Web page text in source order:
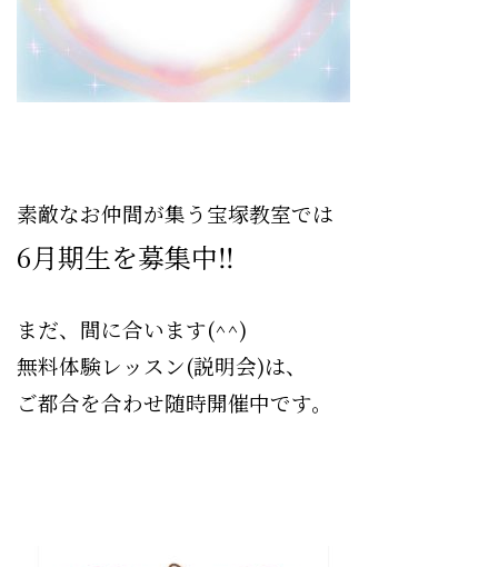
素敵なお仲間が集う宝塚教室では
6月期生を募集中‼︎
まだ、間に合います(^^)
無料体験レッスン(説明会)は、
ご都合を合わせ随時開催中です。